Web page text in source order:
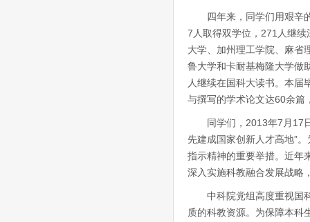
四年来，同学们用艰辛
7人取得双学位，271人继
大学、加州理工学院、麻省
鲁大学和卡耐基梅隆大学做
人继续在国科大读书。本届
与撰写的学术论文达60余篇
同学们，2013年7月17
先建成国家创新人才高地”
指示精神的重要举措。近年
深入实施科教融合发展战略
中科院党组高度重视国
质的科教资源。为保障本科